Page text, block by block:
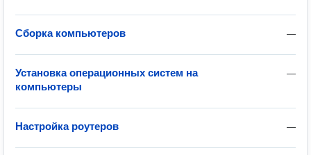
—
Сборка компьютеров
—
Установка операционных систем на
компьютеры
—
Настройка роутеров